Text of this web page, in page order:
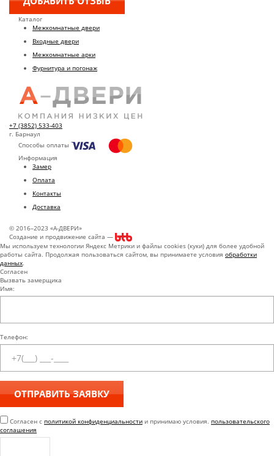
Каталог
Межкомнатные двери
Входные двери
Межкомнатные арки
Фурнитура и погонаж
+7 (3852) 533-403
г. Барнаул
Способы оплаты
Информация
Замер
Оплата
Контакты
Доставка
© 2016–2023 «А-ДВЕРИ»
Создание и продвижение сайта —
Мы используем технологии Яндекс Метрики и файлы cookies (куки) для более удобной
работы сайта. Продолжая пользоваться сайтом, вы принимаете условия обработки
данных.
Согласен
Вызвать замерщика
Имя:
Телефон:
Согласен с политикой конфиденциальности и принимаю условия. пользовательского
соглашения